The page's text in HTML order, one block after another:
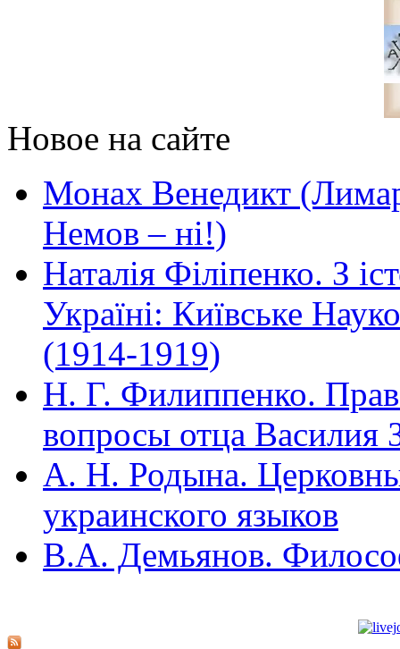
Новое на сайте
Монах Венедикт
Немов – ні!)
Наталія Філіпенко. З
Україні: Київське
(1914-1919)
Н. Г. Филиппенко.
вопросы отца Василия
А. Н. Родына.
украинского языков
В.А. Демьянов.